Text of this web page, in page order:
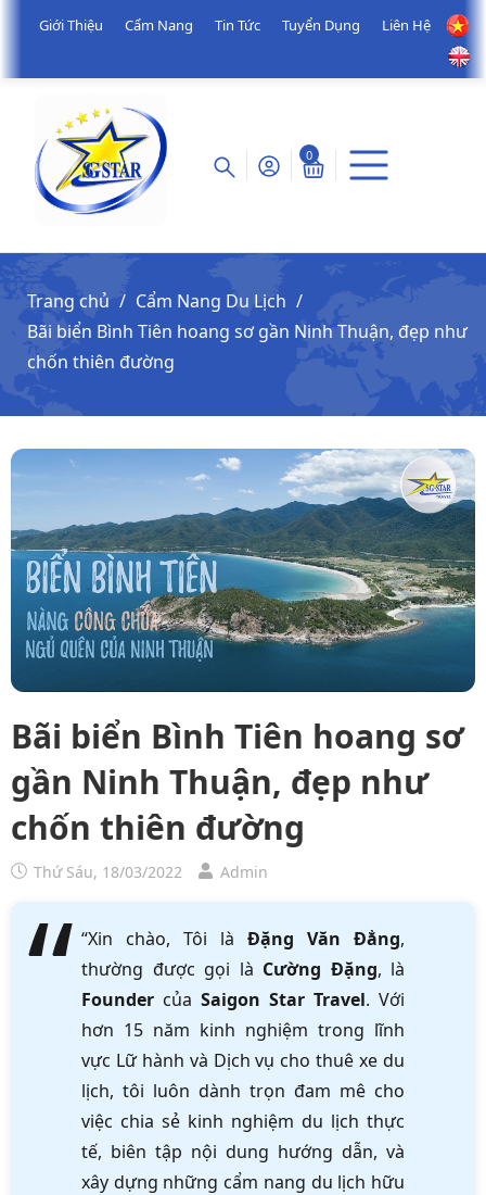
Giới Thiệu Cẩm Nang Tin Tức Tuyển Dụng Liên Hệ
0
Trang chủ
Cẩm Nang Du Lịch
Bãi biển Bình Tiên hoang sơ gần Ninh Thuận, đẹp như
chốn thiên đường
Bãi biển Bình Tiên hoang sơ
gần Ninh Thuận, đẹp như
chốn thiên đường
Thứ Sáu, 18/03/2022 Admin
“Xin chào, Tôi là Đặng Văn Đẳng,
thường được gọi là Cường Đặng, là
Founder của Saigon Star Travel. Với
hơn 15 năm kinh nghiệm trong lĩnh
vực Lữ hành và Dịch vụ cho thuê xe du
lịch, tôi luôn dành trọn đam mê cho
việc chia sẻ kinh nghiệm du lịch thực
tế, biên tập nội dung hướng dẫn, và
xây dựng những cẩm nang du lịch hữu